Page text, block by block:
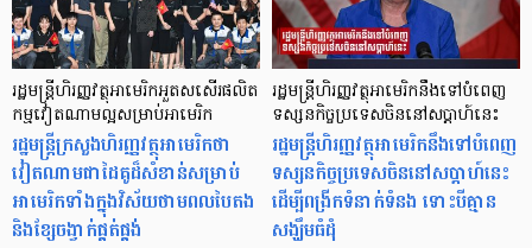
រដ្ឋមន្ត្រីហិរញ្ញវត្ថុអាមេរិកអួតសសើរផលិត
កម្មវៀតណាមល្អសម្រាប់អាមេរិក
រដ្ឋមន្ត្រីក្រសួងហិរញ្ញវត្ថុអាមេរិកថា
វៀតណាមជាដៃគូដ៏សំខាន់សម្រាប់
អាមេរិកទាំងក្នុងវិស័យថាមពលបៃតង
និងខ្សែចង្វាក់ផ្គត់ផ្គង់
រដ្ឋមន្ត្រីហិរញ្ញវត្ថុអាមេរិកនឹងទៅបំពេញ
ទស្សនកិច្ចប្រទេសចិននៅសប្តាហ៍នេះ
រដ្ឋមន្ត្រីហិរញ្ញវត្ថុអាមេរិកនឹងទៅបំពេញ
ទស្សនកិច្ចប្រទេសចិននៅសប្តាហ៍នេះ
ដើម្បីពង្រីកទំនាក់ទំនង ទោះបីគ្មាន
សង្ឃឹមធំដុំ